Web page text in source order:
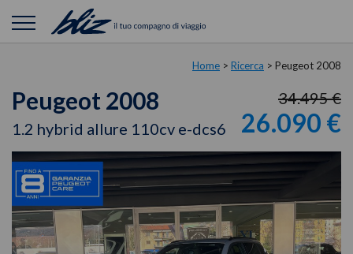
Home > Ricerca > Peugeot 2008
Peugeot 2008
1.2 hybrid allure 110cv e-dcs6
34.495 €
26.090 €